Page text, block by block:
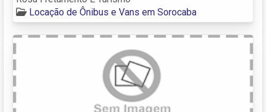
Locação de Ônibus e Vans em Sorocaba